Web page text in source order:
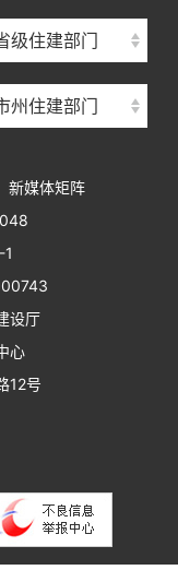
级住建部门
州住建部门
新媒体矩阵
设厅
心
12号